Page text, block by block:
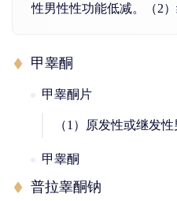
性男性性功能低减。（2
甲睾酮
甲睾酮片
（1）原发性或继发
甲睾酮
普拉睾酮钠